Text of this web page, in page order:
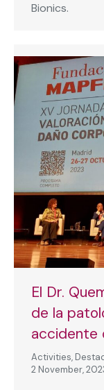
Bionics.
El Dr.
de la
accidente
Activities,
2 November,